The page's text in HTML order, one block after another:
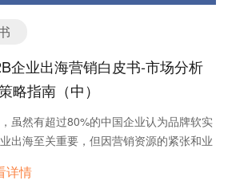
企业出海营销白皮书-市场分析
略指南（中）
虽然有超过80%的中国企业认为品牌软实
出海至关重要，但因营销资源的紧张和业
，而忽视了对品牌的长期投入。
详情